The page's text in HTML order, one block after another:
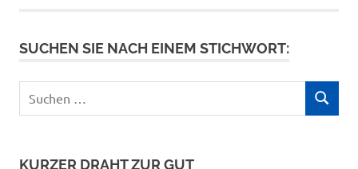
SUCHEN SIE NACH EINEM STICHWORT:
nach:
SUCHEN
KURZER DRAHT ZUR GUT